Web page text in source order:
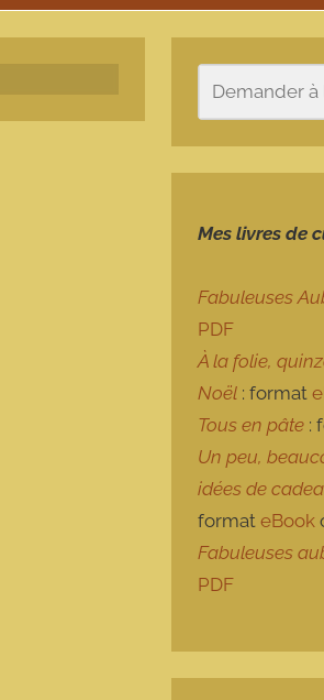
Mes livres de
Fabuleuses
PDF
À la folie,
Noël : format
Tous en pâte :
Un peu,
idées de
formateBook
Fabuleuses
PDF